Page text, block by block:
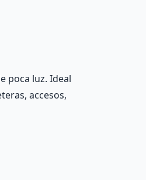
poca luz. Ideal
accesos,